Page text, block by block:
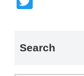
er
Search